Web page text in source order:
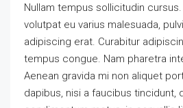
Nullam tempus sollicitudin cursus.
volutpat eu varius malesuada,
adipiscing erat. Curabitur
tempus congue. Nam pharetra
Aenean gravida mi non aliquet
dapibus, nisi a faucibus tincidunt,